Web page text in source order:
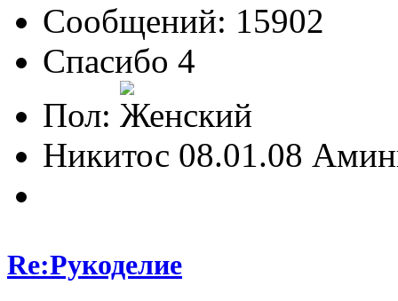
Сообщений: 15902
Спасибо 4
Пол:
Никитос 08.01.08
Re:Рукоделие